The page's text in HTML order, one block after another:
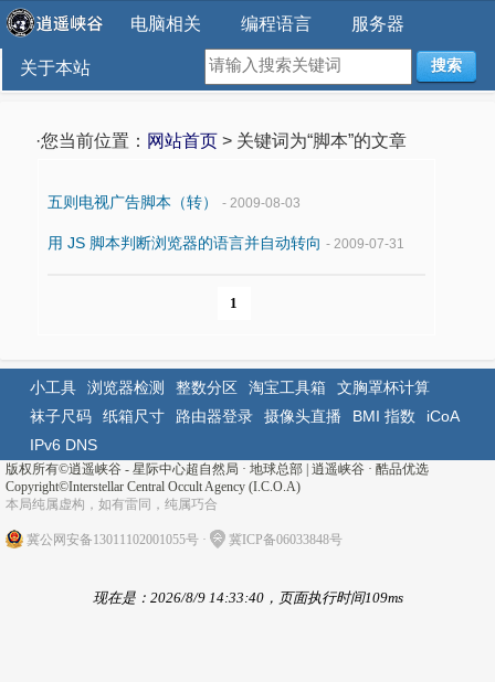
电脑相关 编程语言 服务器
关于本站 搜索
·您当前位置： 网站首页 > 关键词为“脚本”的文章
五则电视广告脚本（转） - 2009-08-03
用 JS 脚本判断浏览器的语言并自动转向 - 2009-07-31
1
小工具 浏览器检测 整数分区 淘宝工具箱
文胸罩杯计算
袜子尺码
纸箱尺寸 路由器登录 摄像头直播 BMI 指数
iCoA
IPv6 DNS
版权所有©逍遥峡谷 - 星际中心超自然局 · 地球总部 逍遥峡谷 · 酷品优选
Copyright©Interstellar Central Occult Agency (I.C.O.A)
本局纯属虚构，如有雷同，纯属巧合
冀公网安备13011102001055号 · 冀ICP备06033848号
现在是：2026/8/9 14:33:40，页面执行时间109ms